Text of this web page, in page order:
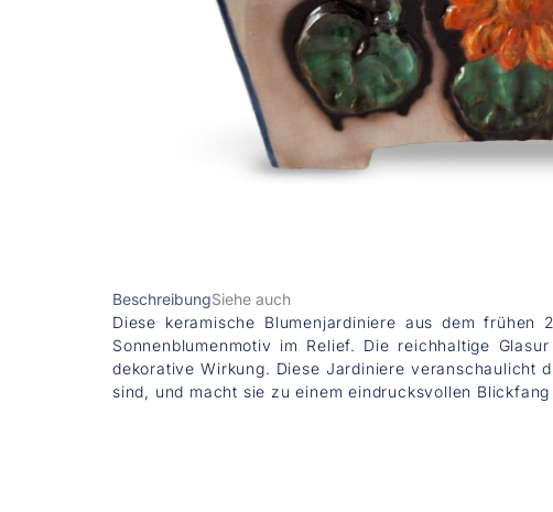
BeschreibungSiehe auch
Diese keramische Blumenjardiniere aus dem
Sonnenblumenmotiv im Relief. Die reichhaltige
dekorative Wirkung. Diese Jardiniere veranschaulicht
sind, und macht sie zu einem eindrucksvollen